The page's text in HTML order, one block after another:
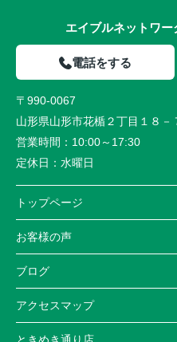
エイブルネットワ
電話をする
〒990-0067
山形県山形市花楯２丁目１８－
営業時間： 10:00～17:30
定休日： 水曜日
トップページ
お客様の声
ブログ
アクセスマップ
ときめき通り店